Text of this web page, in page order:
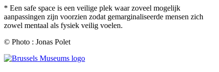
* Een safe space is een veilige plek waar zoveel mogelijk
aanpassingen zijn voorzien zodat gemarginaliseerde mensen zich
zowel mentaal als fysiek veilig voelen.
© Photo : Jonas Polet
(opens